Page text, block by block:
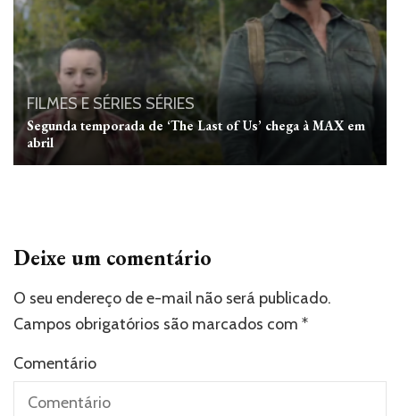
FILMES E SÉRIES SÉRIES
Segunda temporada de ‘The Last of Us’ chega à MAX em
abril
Deixe um comentário
O seu endereço de e-mail não será publicado.
Campos obrigatórios são marcados com *
Comentário